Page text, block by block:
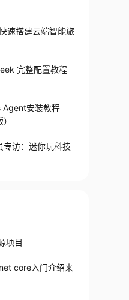
速搭建云端智能旅
完整配置教程
安装教程
专访：迷你玩科技
项目
core入门介绍来